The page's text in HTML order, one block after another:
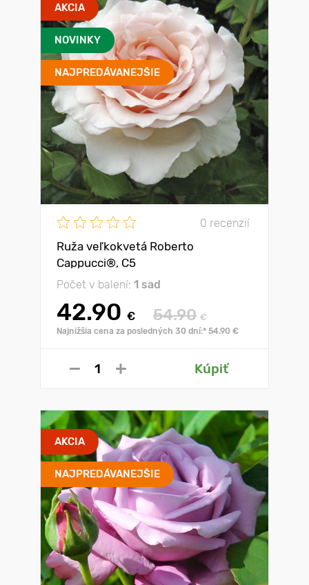
AKCIA
NOVINKY
NAJPREDÁVANEJŠIE
0 recenzií
Ruža veľkokvetá Roberto
Cappucci®, C5
Počet v balení: 1 sad
42.90 € 54.90 €
Najnižšia cena za posledných 30 dní:* 54.90 €
Kúpiť
AKCIA
NAJPREDÁVANEJŠIE